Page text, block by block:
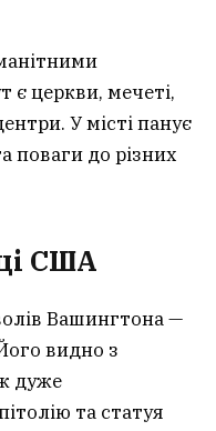
є церкви, мечеті,
У місті панує
поваги до різних
США
Вашингтона —
видно з
дуже
та статуя